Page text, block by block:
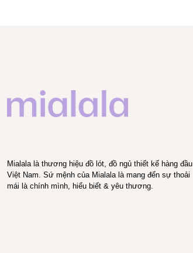
Mialala là thương hiệu đồ lót, đồ ngủ thiết kế hàng đầu
Việt Nam. Sứ mệnh của Mialala là mang đến sự thoải
mái là chính mình, hiểu biết & yêu thương.